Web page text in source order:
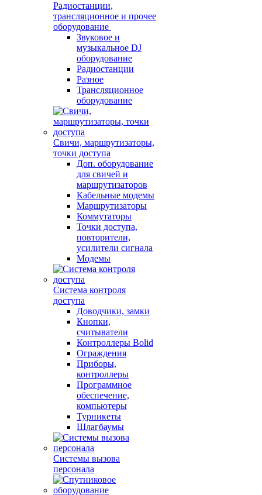
Радиостанции,
трансляционное и прочее
оборудование
Звуковое и
музыкальное DJ
оборудование
Радиостанции
Разное
Трансляционное
оборудование
Свичи, маршрутизаторы,
точки доступа
Доп. оборудование
для свичей и
маршрутизаторов
Кабельные модемы
Маршрутизаторы
Коммутаторы
Точки доступа,
повторители,
усилители сигнала
Модемы
Система контроля
доступа
Доводчики, замки
Кнопки,
считыватели
Контроллеры Bolid
Ограждения
Приборы,
контроллеры
Программное
обеспечение,
компьютеры
Турникеты
Шлагбаумы
Системы вызова
персонала